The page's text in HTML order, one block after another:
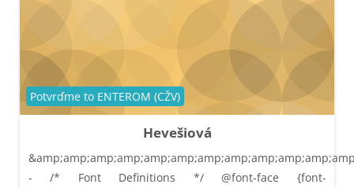
Hevešiová
Категория курса
Potvrďme to ENTEROM (CŽV)
- /* Font Definitions */ @font-face {font-